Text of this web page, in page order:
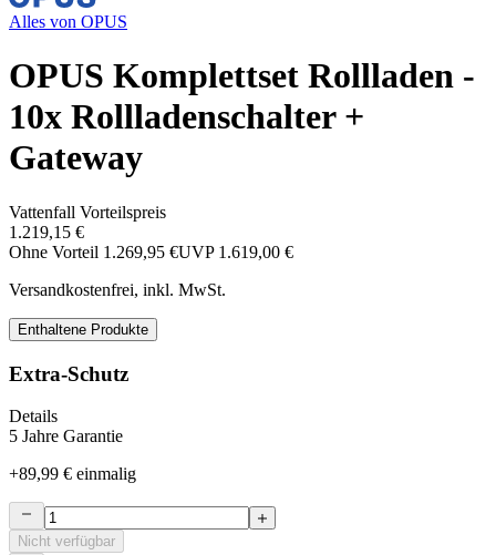
Alles von OPUS
OPUS Komplettset Rollladen -
10x Rollladenschalter +
Gateway
Vattenfall Vorteilspreis
1.219,15 €
Ohne Vorteil 1.269,95 €UVP 1.619,00 €
Versandkostenfrei, inkl. MwSt.
Enthaltene Produkte
Extra-Schutz
Details
5 Jahre Garantie
+89,99 € einmalig
Nicht verfügbar